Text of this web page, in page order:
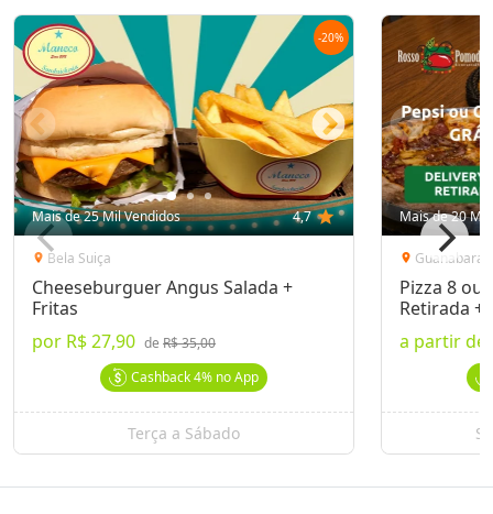
-20%
Mais de 25 Mil Vendidos 4,7 star
location_on Bela Suiça
Cheeseburguer Angus Salada +
Fritas
por R$ 27,90 deR$ 35,00
Cashback4%no App
Terça a Sábado
Mais de 20 Mil
location_on Guanabara
Pizza 8 ou
Retirada +
a partir de